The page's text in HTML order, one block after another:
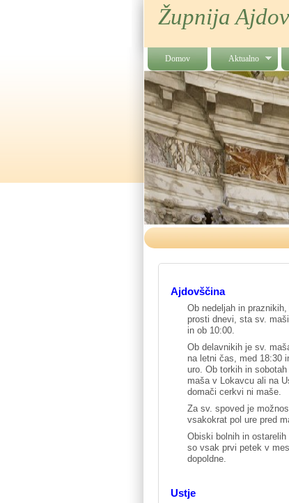
Župnija
Domov Aktualno
Ajdovščina
Ob nedeljah in
prosti dnevi, sta sv.
in ob 10:00.
Ob delavnikih je sv.
na letni čas, med 18:30
uro. Ob torkih in sobotah
maša v Lokavcu ali na
domači cerkvi ni maše.
Za sv. spoved je
vsakokrat pol ure pred
Obiski bolnih in ostarelih
so vsak prvi petek v
dopoldne.
Ustje